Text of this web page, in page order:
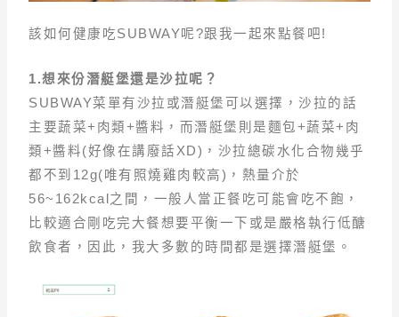
該如何健康吃SUBWAY呢?跟我一起來點餐吧!
1.想來份潛艇堡還是沙拉呢？
SUBWAY菜單有沙拉或潛艇堡可以選擇，沙拉的話
主要蔬菜+肉類+醬料，而潛艇堡則是麵包+蔬菜+肉
類+醬料(好像在講廢話XD)，沙拉總碳水化合物幾乎
都不到12g(唯有照燒雞肉較高)，熱量介於
56~162kcal之間，一般人當正餐吃可能會吃不飽，
比較適合剛吃完大餐想要平衡一下或是嚴格執行低醣
飲食者，因此，我大多數的時間都是選擇潛艇堡。